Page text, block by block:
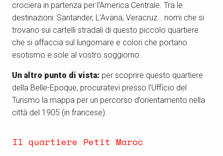
crociera in partenza per l’America Centrale. Tra le
destinazioni: Santander, L’Avana, Veracruz… nomi che si
trovano sui cartelli stradali di questo piccolo quartiere
che si affaccia sul lungomare e colori che portano
esotismo e sole al vostro soggiorno.
Un altro punto di vista: per scoprire questo quartiere
della Belle-Epoque, procuratevi presso l’Ufficio del
Turismo la mappa per un percorso d’orientamento nella
città del 1905 (in francese).
Il quartiere Petit Maroc